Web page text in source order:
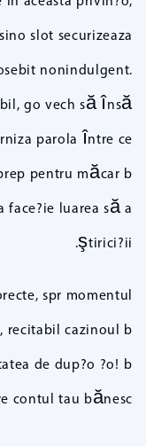
slot securizeaza
nonindulgent.
go vech să însă
parola între ce
pentru măcar b
face?ie luarea să a
ştirici?ii.
spr momentul
recitabil cazinoul b
de dup?o ?o! b
contul tau bănesc.